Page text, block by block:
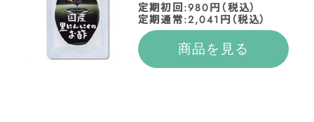
定期初回:980円（税込）
定期通常:2,041円（税込）
商品を見る